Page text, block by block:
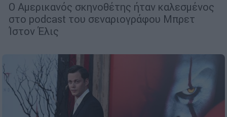
Ο Αμερικανός σκηνοθέτης ήταν καλεσμένος
στο podcast του σεναριογράφου Μπρετ
Ίστον Έλις